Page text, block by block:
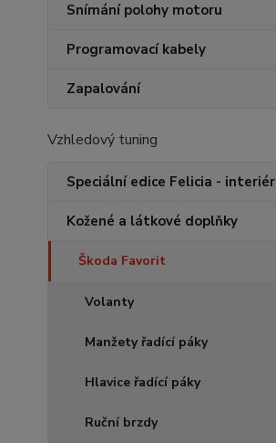
Snímání polohy motoru
Programovací kabely
Zapalování
Vzhledový tuning
Speciální edice Felicia - interiér
Kožené a látkové doplňky
Škoda Favorit
Volanty
Manžety řadící páky
Hlavice řadící páky
Ruční brzdy